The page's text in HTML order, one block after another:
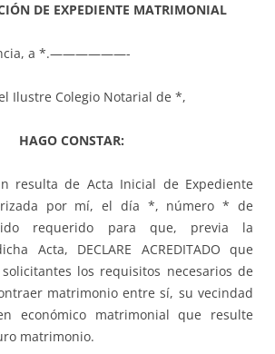
DE EXPEDIENTE MATRIMONIAL
a *.——————-
Ilustre Colegio Notarial de *,
HAGO CONSTAR:
resulta de Acta Inicial de Expediente
por mí, el día *, número * de
requerido para que, previa la
Acta, DECLARE ACREDITADO que
los requisitos necesarios de
matrimonio entre sí, su vecindad
económico matrimonial que resulte
matrimonio.